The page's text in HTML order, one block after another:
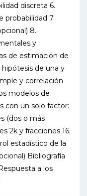
discreta 6.
probabilidad 7.
8.
y
de estimación de
de una y
y correlación
modelos de
con un solo factor:
(dos o más
2k y fracciones 16.
estadístico de la
Bibliografía
a los